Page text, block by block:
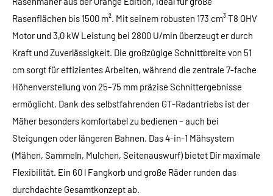
Rasenflächen bis 1500 m². Mit seinem robusten 173 cm³ T8 OHV
Motor und 3,0 kW Leistung bei 2800 U/min überzeugt er durch
Kraft und Zuverlässigkeit. Die großzügige Schnittbreite von 51
cm sorgt für effizientes Arbeiten, während die zentrale 7-fache
Höhenverstellung von 25–75 mm präzise Schnittergebnisse
ermöglicht. Dank des selbstfahrenden GT-Radantriebs ist der
Mäher besonders komfortabel zu bedienen – auch bei
Steigungen oder längeren Bahnen. Das 4-in-1 Mähsystem
(Mähen, Sammeln, Mulchen, Seitenauswurf) bietet Dir maximale
Flexibilität. Ein 60 l Fangkorb und große Räder runden das
durchdachte Gesamtkonzept ab.